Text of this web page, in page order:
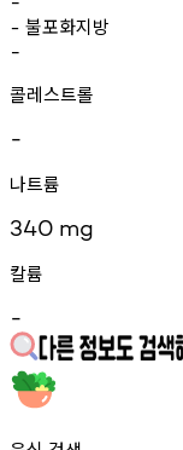
- 불포화지방
-
콜레스트롤
-
나트륨
340 mg
칼륨
-